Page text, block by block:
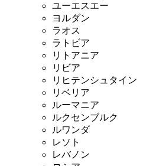
ユーエスエー
ヨルダン
ラオス
ラトビア
リトアニア
リビア
リヒテンシュタイン
リベリア
ルーマニア
ルクセンブルク
ルワンダ
レソト
レバノン